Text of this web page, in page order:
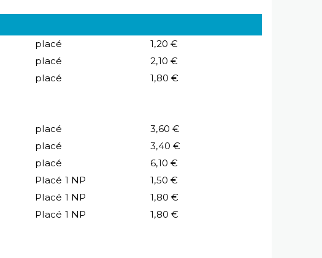
placé
1,20 €
placé
2,10 €
placé 1,80 €
placé
3,60 €
placé
3,40 €
placé
6,10 €
Placé 1 NP
1,50 €
Placé 1 NP
1,80 €
Placé 1 NP 1,80 €